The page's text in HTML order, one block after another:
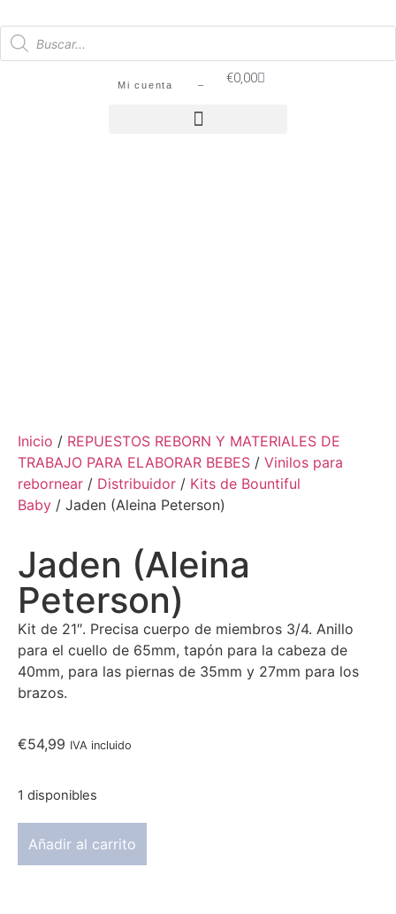
Mi cuenta – €0,00
Inicio / REPUESTOS REBORN Y MATERIALES DE
TRABAJO PARA ELABORAR BEBES / Vinilos para
rebornear / Distribuidor / Kits de Bountiful
Baby / Jaden (Aleina Peterson)
Jaden (Aleina
Peterson)
Kit de 21″. Precisa cuerpo de miembros 3/4. Anillo
para el cuello de 65mm, tapón para la cabeza de
40mm, para las piernas de 35mm y 27mm para los
brazos.
€54,99 IVA incluido
1 disponibles
Añadir al carrito